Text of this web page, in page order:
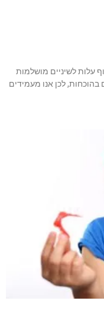
עלות לשיניים מושלמות
בהוכחות, לכן אנו מעמידים